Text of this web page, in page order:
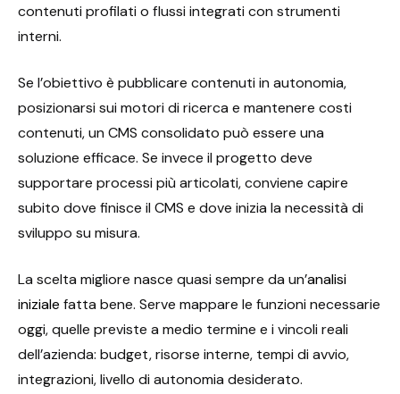
contenuti profilati o flussi integrati con strumenti
interni.
Se l’obiettivo è pubblicare contenuti in autonomia,
posizionarsi sui motori di ricerca e mantenere costi
contenuti, un CMS consolidato può essere una
soluzione efficace. Se invece il progetto deve
supportare processi più articolati, conviene capire
subito dove finisce il CMS e dove inizia la necessità di
sviluppo su misura.
La scelta migliore nasce quasi sempre da un’analisi
iniziale fatta bene. Serve mappare le funzioni necessarie
oggi, quelle previste a medio termine e i vincoli reali
dell’azienda: budget, risorse interne, tempi di avvio,
integrazioni, livello di autonomia desiderato.